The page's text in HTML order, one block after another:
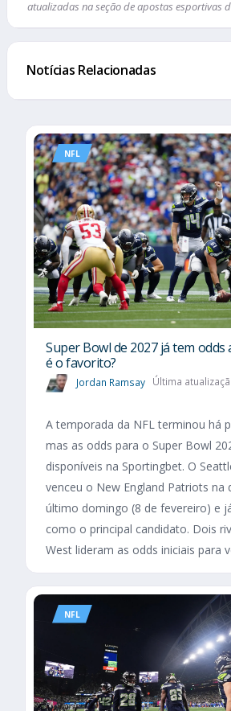
atualizadas na seção de apostas esportivas
Notícias Relacionadas
NFL
Super Bowl de 2027 já tem odds
é o favorito?
Jordan Ramsay Última
A temporada da NFL terminou há
mas as odds para o Super Bowl
disponíveis na Sportingbet. O
venceu o New England Patriots na
último domingo (8 de fevereiro) e
como o principal candidato. Dois
West lideram as odds iniciais para
NFL